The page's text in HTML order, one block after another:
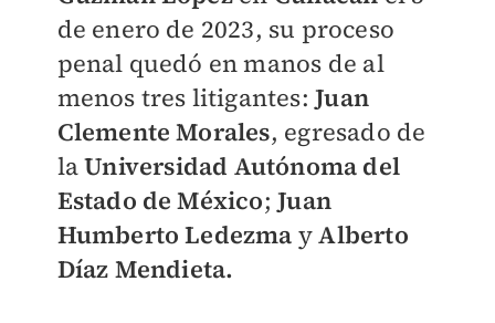
de enero de 2023, su proceso
penal quedó en manos de al
menos tres litigantes:Juan
Clemente Morales, egresado de
laUniversidad Autónoma del
Estado de México;Juan
Humberto Ledezma yAlberto
Díaz Mendieta.